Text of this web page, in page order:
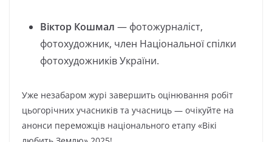
Віктор Кошмал — фотожурналіст,
фотохудожник, член Національної спілки
фотохудожників України.
Уже незабаром журі завершить оцінювання робіт
цьогорічних учасників та учасниць — очікуйте на
анонси переможців національного етапу «Вікі